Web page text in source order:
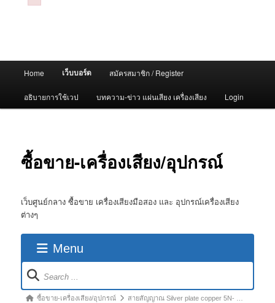
Home เว็บบอร์ด สมัครสมาชิก / Register
อธิบายการใช้เวป บทความ-ข่าว แผ่นเสียง เครื่องเสียง Login
ซื้อขาย-เครื่องเสียง/อุปกรณ์
เว็บศูนย์กลาง ซื้อขาย เครื่องเสียงมือสอง และ อุปกรณ์เครื่องเสียง
ต่างๆ
Menu
Forum
Navigation
Forumซื้อขาย-เครื่องเสียง/อุปกรณ์ สายสัญญาณ Silver plate copper 5N- …
Failed to initialize plugin: wplink